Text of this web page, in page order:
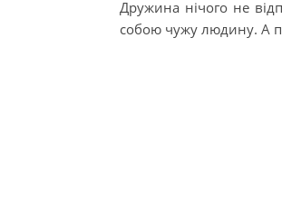
Дружина нічого не
собою чужу людину. А